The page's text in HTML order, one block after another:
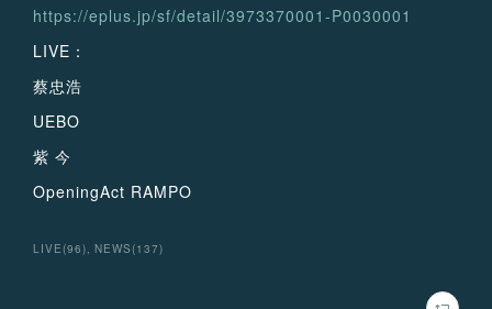
https://eplus.jp/sf/detail/3973370001-P0030001
LIVE：
蔡忠浩
UEBO
紫 今
OpeningAct RAMPO
LIVE (96) NEWS (137)